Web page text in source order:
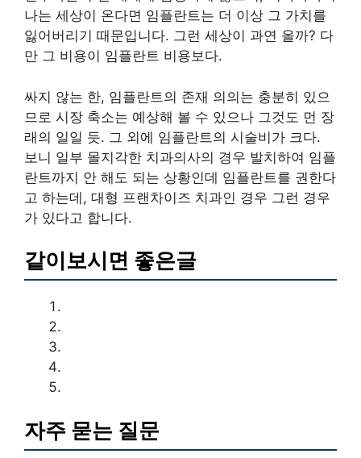
나는 세상이 온다면 임플란트는 더 이상 그 가치를
잃어버리기 때문입니다. 그런 세상이 과연 올까? 다
만 그 비용이 임플란트 비용보다.
싸지 않는 한, 임플란트의 존재 의의는 충분히 있으
므로 시장 축소는 예상해 볼 수 있으나 그것도 먼 장
래의 일일 듯. 그 외에 임플란트의 시술비가 크다.
보니 일부 몰지각한 치과의사의 경우 발치하여 임플
란트까지 안 해도 되는 상황인데 임플란트를 권한다
고 하는데, 대형 프랜차이즈 치과인 경우 그런 경우
가 있다고 합니다.
같이보시면 좋은글
자주 묻는 질문